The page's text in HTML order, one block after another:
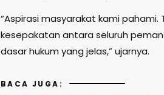
“Aspirasi masyarakat kami pahami.
kesepakatan antara seluruh
dasar hukum yang jelas,” ujarnya.
BACA JUGA: